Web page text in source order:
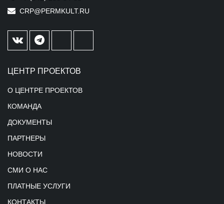
CRP@PERMKULT.RU
ЦЕНТР ПРОЕКТОВ
О ЦЕНТРЕ ПРОЕКТОВ
КОМАНДА
ДОКУМЕНТЫ
ПАРТНЕРЫ
НОВОСТИ
СМИ О НАС
ПЛАТНЫЕ УСЛУГИ
КОНТАКТЫ